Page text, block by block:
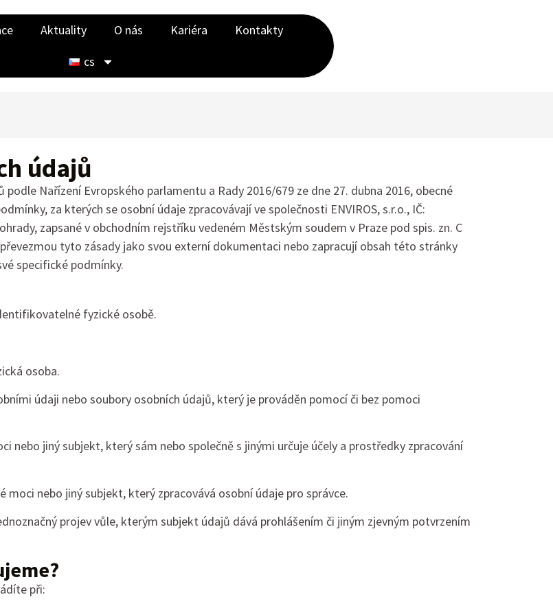
Aktuality O nás Kariéra
Kontakty
cs
údajů
Nařízení Evropského parlamentu a Rady 2016/679 ze dne 27. dubna 2016, obecné
za kterých se osobní údaje zpracovávají ve společnosti ENVIROS, s.r.o., IČ:
zapsané v obchodním rejstříku vedeném Městským soudem v Praze pod spis. zn. C
tyto zásady jako svou externí dokumentaci nebo zapracují obsah této stránky
specifické podmínky.
fyzické osobě.
osoba.
údaji nebo soubory osobních údajů, který je prováděn pomocí či bez pomoci
nebo jiný subjekt, který sám nebo společně s jinými určuje účely a prostředky zpracování
moci nebo jiný subjekt, který zpracovává osobní údaje pro správce.
projev vůle, kterým subjekt údajů dává prohlášením či jiným zjevným potvrzením
při: